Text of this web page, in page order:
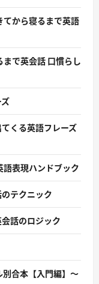
てから寝るまで英語
まで英会話 口慣らし
くる英語フレーズ
語表現ハンドブック
テクニック
話のロジック
別合本【入門編】〜